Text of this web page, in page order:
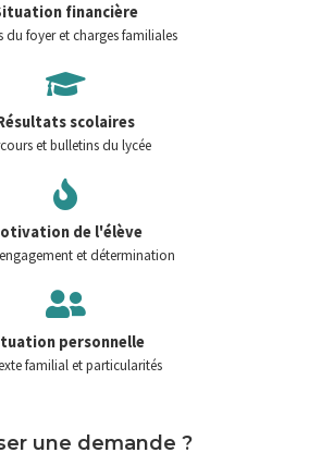
financière
du foyer et charges familiales
scolaires
et bulletins du lycée
de l'élève
et détermination
personnelle
familial et particularités
une demande ?